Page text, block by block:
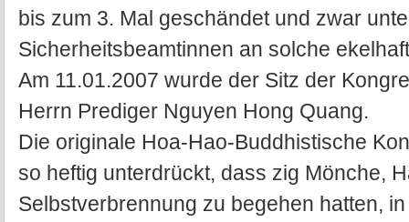
bis zum 3. Mal geschändet und zwar
Sicherheitsbeamtinnen an solche
Am 11.01.2007 wurde der Sitz der
Herrn Prediger Nguyen Hong Quang.
Die originale Hoa-Hao-Buddhistische
so heftig unterdrückt, dass zig Mönche,
Selbstverbrennung zu begehen hatten,